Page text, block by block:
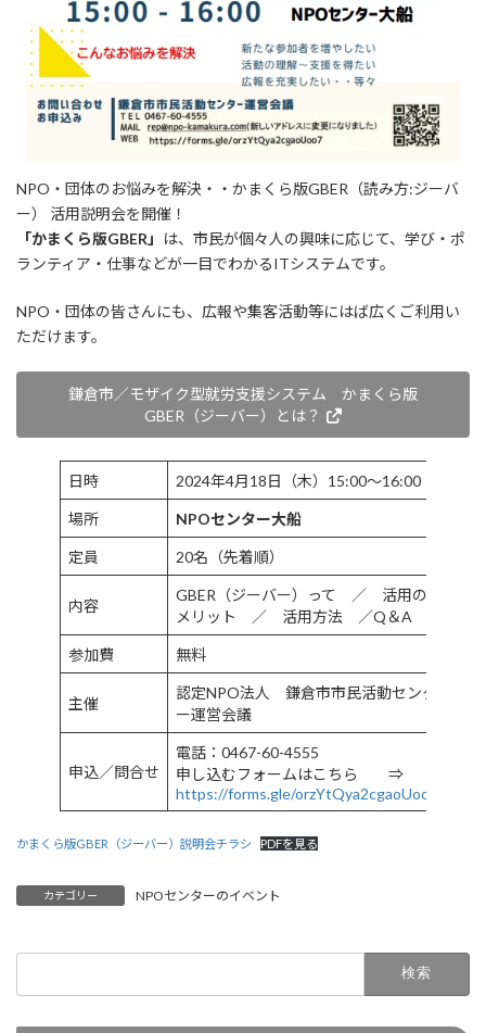
NPO・団体のお悩みを解決・・かまくら版GBER（読み方:ジーバ
ー） 活用説明会を開催！
「かまくら版GBER」
は、市民が個々人の興味に応じて、学び・ポ
ランティア・仕事などが一目でわかるITシステムです。
NPO・団体の皆さんにも、広報や集客活動等にはば広くご利用い
ただけます。
鎌倉市／モザイク型就労支援システム かまくら版
GBER（ジーバー）とは？
日時 2024年4月18日（木）15:00～16:00
場所 NPOセンター大船
定員 20名（先着順）
内容
GBER（ジーバー）って ／ 活用の
メリット ／ 活用方法 ／Q＆A
参加費 無料
主催
認定NPO法人 鎌倉市市民活動センタ
ー運営会議
申込／問合せ
電話：0467-60-4555
申し込むフォームはこちら ⇒
https://forms.gle/orzYtQya2cgaoUoo7
かまくら版GBER（ジーバー）説明会チラシ PDFを見る
カテゴリー NPOセンターのイベント